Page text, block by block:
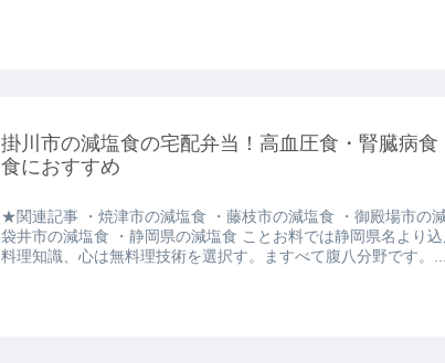
掛川市の減塩食の宅配弁当！高血圧食・腎臓病食
食におすすめ
★関連記事 ・焼津市の減塩食 ・藤枝市の減塩食 ・御殿場市の減
袋井市の減塩食 ・静岡県の減塩食 ことお料では静岡県名より
料理知識、心は無料理技術を選択す。ますべて腹八分野です。...